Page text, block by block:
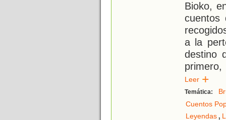
Bioko,
cuentos
a la
destino
Leer
Temática:
Cuentos
Leyendas,